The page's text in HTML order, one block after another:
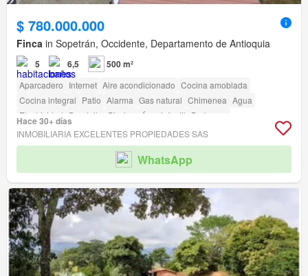
$ 780.000.000
Finca in Sopetrán, Occidente, Departamento de Antioquia
5 6,5 500 m²
Aparcadero Internet Aire acondicionado Cocina amoblada
Cocina integral Patio Alarma Gas natural Chimenea Agua
Electricidad Depósito Piscina Área infantil Barbecue
Acceso para personas con discapacidad
Hace 30+ días
INMOBILIARIA EXCELENTES PROPIEDADES SAS
WhatsApp